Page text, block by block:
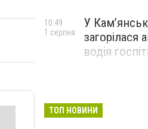
У
загорілася
водія
10:49
1 серпня
ТОП НОВИНИ